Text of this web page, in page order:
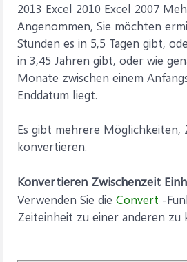
2013 Excel 2010 Excel 2007
Angenommen, Sie möchten
Stunden es in 5,5 Tagen gibt,
in 3,45 Jahren gibt, oder wie
Monate zwischen einem
Enddatum liegt.
Es gibt mehrere Möglichkeiten,
konvertieren.
Konvertieren Zwischenzeit
Verwenden Sie die Convert -
Zeiteinheit zu einer anderen zu